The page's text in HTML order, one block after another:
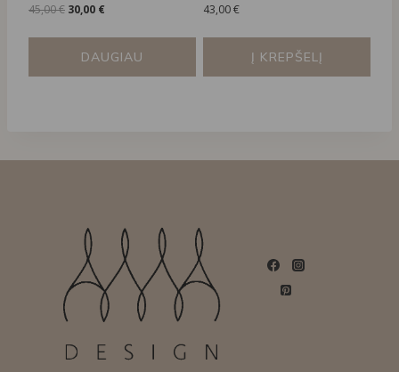
45,00€ Original
45,00 €.
30,00 €
30,00 €.
DAUGIAU
43,00€
Į KREPŠELĮ